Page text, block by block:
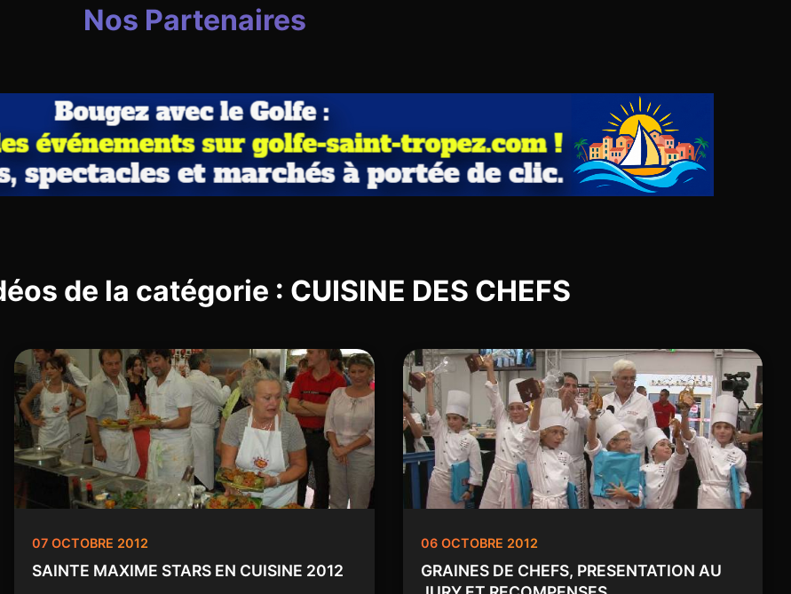
Nos Partenaires
de la catégorie : CUISINE DES CHEFS
07 OCTOBRE 2012
SAINTE MAXIME STARS EN CUISINE 2012
06 OCTOBRE 2012
GRAINES DE CHEFS, PRESENTATION AU